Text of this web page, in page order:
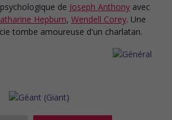
de Joseph Anthony avec
Hepburn, Wendell Corey. Une
tombe amoureuse d'un charlatan.